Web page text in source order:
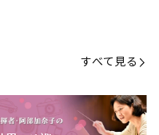
すべて見る